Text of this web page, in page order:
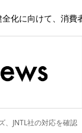
化に向けて、消費
JNTL社の対応を確認